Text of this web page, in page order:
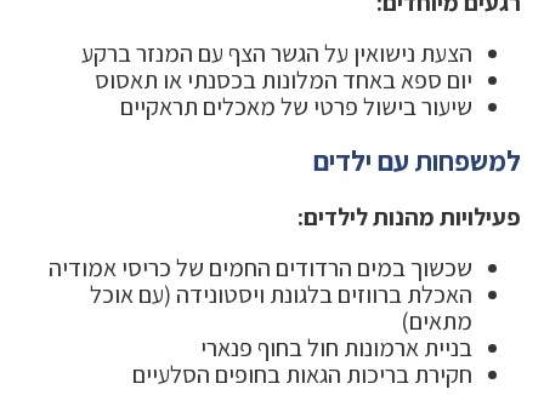
הצעת נישואין על הגשר הצף עם המנזר ברקע
יום ספא באחד המלונות בכסנתי או תאסוס
שיעור בישול פרטי של מאכלים תראקיים
למשפחות עם ילדים
פעילויות מהנות לילדים:
שכשוך במים הרדודים החמים של כריסי אמודיה
האכלת ברווזים בלגונת ויסטונידה (עם אוכל
מתאים)
בניית ארמונות חול בחוף פנארי
חקירת בריכות הגאות בחופים הסלעיים